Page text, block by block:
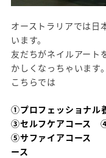
オーストラリアでは日
います。
友だちがネイルアート
かしくなっちゃいます。
こちらでは
①プロフェッショナ
③セルフケアコース ④
⑤サファイアコース
ース